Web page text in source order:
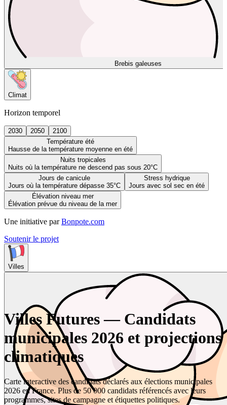
Brebis galeuses
Climat
Horizon temporel
2030 2050
2100
Température été
Hausse de la température moyenne en été
Nuits tropicales
Nuits où la température ne descend pas sous 20°C
Jours de canicule
Jours où la température dépasse 35°C
Stress hydrique
Jours avec sol sec en été
Élévation niveau mer
Élévation prévue du niveau de la mer
Une initiative par Bonpote.com
Soutenir le projet
Villes
Villes Futures — Candidats
municipales 2026 et projections
climatiques
Carte interactive des candidats déclarés aux élections municipales
2026 en France. Plus de 50 000 candidats référencés avec leurs
programmes, sites de campagne et étiquettes politiques.